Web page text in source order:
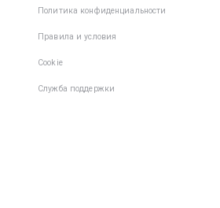
Политика конфиденциальности
Правила и условия
Cookie
Служба поддержки